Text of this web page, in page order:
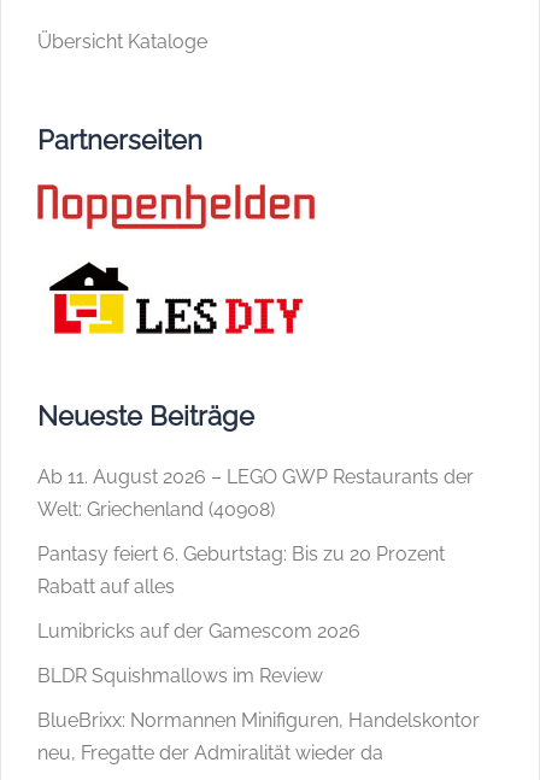
Übersicht Kataloge
Partnerseiten
Neueste Beiträge
Ab 11. August 2026 – LEGO GWP Restaurants der
Welt: Griechenland (40908)
Pantasy feiert 6. Geburtstag: Bis zu 20 Prozent
Rabatt auf alles
Lumibricks auf der Gamescom 2026
BLDR Squishmallows im Review
BlueBrixx: Normannen Minifiguren, Handelskontor
neu, Fregatte der Admiralität wieder da